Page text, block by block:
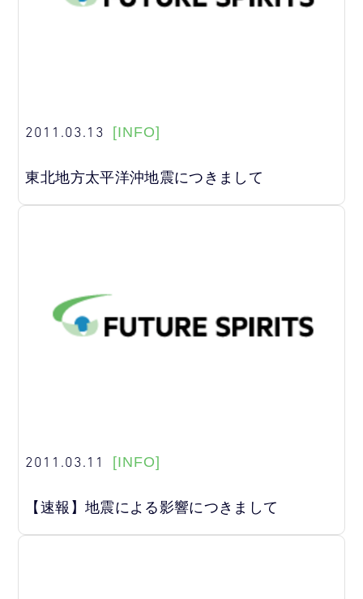
2011.03.13 [INFO]
東北地方太平洋沖地震につきまして
2011.03.11 [INFO]
【速報】地震による影響につきまして